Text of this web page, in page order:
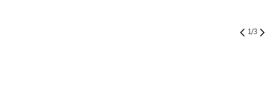
1/3